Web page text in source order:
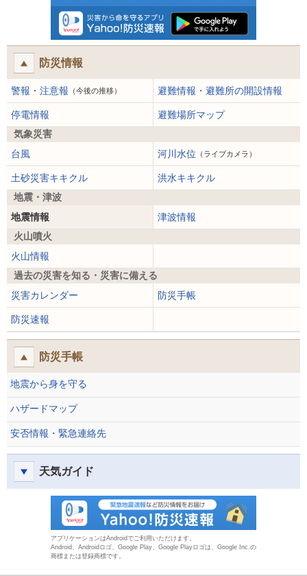
防災情報
警報・注意報 （今後の推移） 避難情報・避難所の開設情報
停電情報
避難場所マップ
気象災害
台風
河川水位 （ライブカメラ）
土砂災害キキクル
洪水キキクル
地震・津波
地震情報
津波情報
火山噴火
火山情報
過去の災害を知る・災害に備える
災害カレンダー
防災手帳
防災速報
防災手帳
地震から身を守る
ハザードマップ
安否情報・緊急連絡先
天気ガイド
アプリケーションはAndroidでご利用いただけます。
Android、Androidロゴ、Google Play、Google Playロゴは、Google Inc.の
商標または登録商標です。